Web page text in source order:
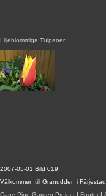
2007-05-01 Bild 019
Välkommen till Granudden i
Cape Pine Garden Project | Footer |
Liljeblommiga Tulpaner